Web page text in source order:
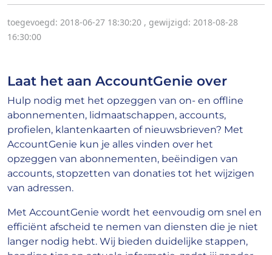
toegevoegd: 2018-06-27 18:30:20 , gewijzigd: 2018-08-28
16:30:00
Laat het aan AccountGenie over
Hulp nodig met het opzeggen van on- en offline
abonnementen, lidmaatschappen, accounts,
profielen, klantenkaarten of nieuwsbrieven? Met
AccountGenie kun je alles vinden over het
opzeggen van abonnementen, beëindigen van
accounts, stopzetten van donaties tot het wijzigen
van adressen.
Met AccountGenie wordt het eenvoudig om snel en
efficiënt afscheid te nemen van diensten die je niet
langer nodig hebt. Wij bieden duidelijke stappen,